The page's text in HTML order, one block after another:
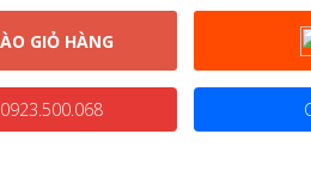
GIỎ HÀNG
0923.500.068